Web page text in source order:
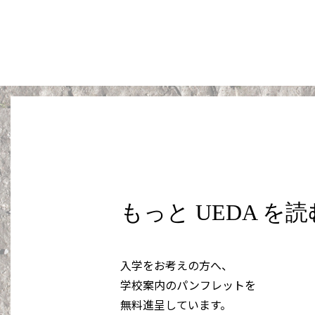
もっと UEDA を読
入学をお考えの方へ、
学校案内のパンフレットを
無料進呈しています。